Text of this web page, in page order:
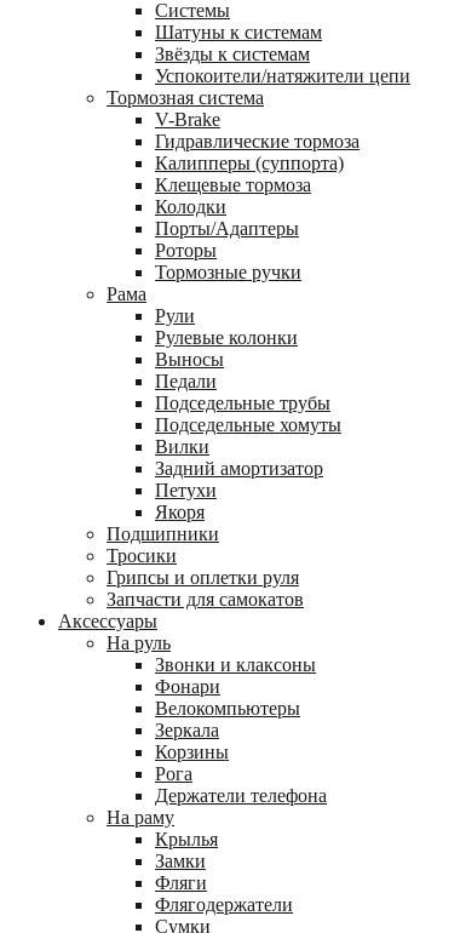
Системы
Шатуны к системам
Звёзды к системам
Успокоители/натяжители цепи
Тормозная система
V-Brake
Гидравлические тормоза
Калипперы (суппорта)
Клещевые тормоза
Колодки
Порты/Адаптеры
Роторы
Тормозные ручки
Рама
Рули
Рулевые колонки
Выносы
Педали
Подседельные трубы
Подседельные хомуты
Вилки
Задний амортизатор
Петухи
Якоря
Подшипники
Тросики
Грипсы и оплетки руля
Запчасти для самокатов
Аксессуары
На руль
Звонки и клаксоны
Фонари
Велокомпьютеры
Зеркала
Корзины
Рога
Держатели телефона
На раму
Крылья
Замки
Фляги
Флягодержатели
Сумки